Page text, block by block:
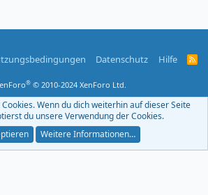
Datenschutz Hilfe
R
F
® © 2010-2024 XenForo Ltd.
Wenn du dich weiterhin auf dieser Seite
du unsere Verwendung der Cookies.
Weitere Informationen…